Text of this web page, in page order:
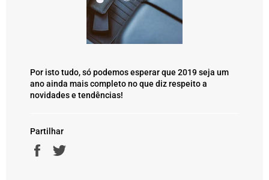
Por isto tudo, só podemos esperar que 2019 seja um
ano ainda mais completo no que diz respeito a
novidades e tendências!
Partilhar
Partilhe